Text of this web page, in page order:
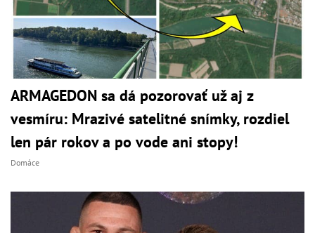
ARMAGEDON sa dá pozorovať už aj z
vesmíru: Mrazivé satelitné snímky, rozdiel
len pár rokov a po vode ani stopy!
Domáce